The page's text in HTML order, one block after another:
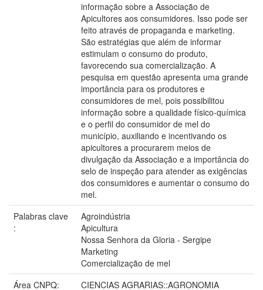
informação sobre a Associação de
Apicultores aos consumidores. Isso pode ser
feito através de propaganda e marketing.
São estratégias que além de informar
estimulam o consumo do produto,
favorecendo sua comercialização. A
pesquisa em questão apresenta uma grande
importância para os produtores e
consumidores de mel, pois possibilitou
informação sobre a qualidade físico-química
e o perfil do consumidor de mel do
município, auxiliando e incentivando os
apicultores a procurarem meios de
divulgação da Associação e a importância do
selo de inspeção para atender as exigências
dos consumidores e aumentar o consumo do
mel.
Palabras clave
:
Agroindústria
Apicultura
Nossa Senhora da Gloria - Sergipe
Marketing
Comercialização de mel
Área CNPQ:
CIENCIAS AGRARIAS::AGRONOMIA